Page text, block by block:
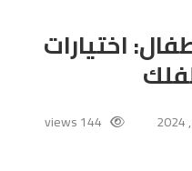
اختيارات
144 views